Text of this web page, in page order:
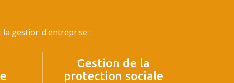
la gestion d'entreprise :
Gestion de la
protection sociale